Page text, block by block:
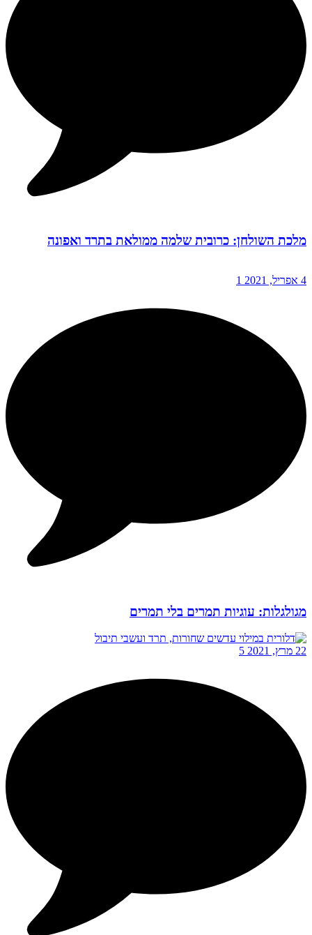
מלכת השולחן: כרובית שלמה ממולאת בתרד ואפונה
4 אפריל, 2021 1
מגולגלות: עוגיות תמרים בלי תמרים
22 מרץ, 2021 5